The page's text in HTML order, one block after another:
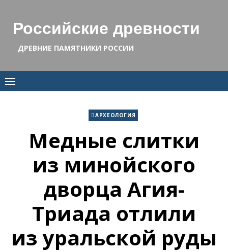
contentРоссийские древности
ДРЕВНИЕ ПАМЯТНИКИ РОССИИ
АРХЕОЛОГИЯ
Медные слитки
из минойского
дворца Агия-
Триада отлили
из уральской руды